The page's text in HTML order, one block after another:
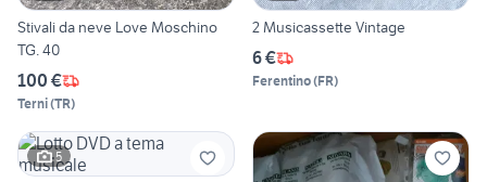
Stivali da neve Love Moschino
TG. 40
100 €
Terni(TR)
2 Musicassette Vintage
6 €
Ferentino(FR)
5